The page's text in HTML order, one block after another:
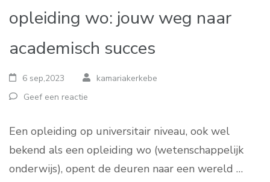
opleiding wo: jouw weg naar
academisch succes
6 sep,2023
kamariakerkebe
Geef een reactie
Een opleiding op universitair niveau, ook wel
bekend als een opleiding wo (wetenschappelijk
onderwijs), opent de deuren naar een wereld …